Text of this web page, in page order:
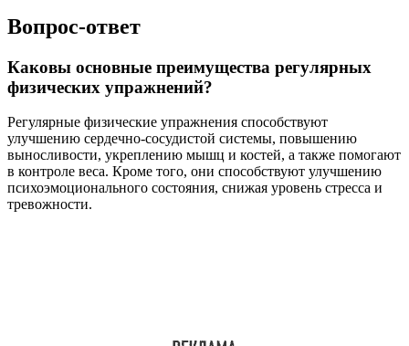
Вопрос-ответ
Каковы основные преимущества регулярных
физических упражнений?
Регулярные физические упражнения способствуют
улучшению сердечно-сосудистой системы, повышению
выносливости, укреплению мышц и костей, а также помогают
в контроле веса. Кроме того, они способствуют улучшению
психоэмоционального состояния, снижая уровень стресса и
тревожности.